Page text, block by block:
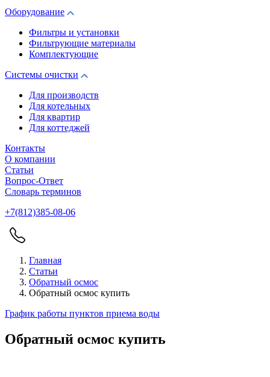
Оборудование
Фильтры и установки
Фильтрующие материалы
Комплектующие
Системы очистки
Для производств
Для котельных
Для квартир
Для коттеджей
Контакты
О компании
Статьи
Вопрос-Ответ
Словарь терминов
+7(812)385-08-06
Главная
Статьи
Обратный осмос
Обратный осмос купить
График работы пунктов приема воды
Обратный осмос купить